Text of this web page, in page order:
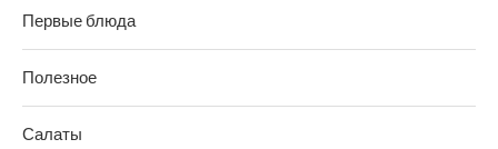
Первые блюда
Полезное
Салаты